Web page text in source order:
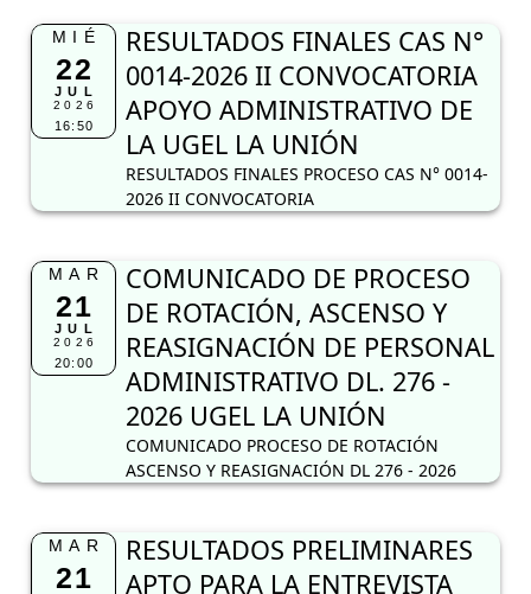
MIÉ
22
JUL
2026
16:50
RESULTADOS FINALES CAS N°
0014-2026 II CONVOCATORIA
APOYO ADMINISTRATIVO DE
LA UGEL LA UNIÓN
RESULTADOS FINALES PROCESO CAS N° 0014-
2026 II CONVOCATORIA
MAR
21
JUL
2026
20:00
COMUNICADO DE PROCESO
DE ROTACIÓN, ASCENSO Y
REASIGNACIÓN DE PERSONAL
ADMINISTRATIVO DL. 276 -
2026 UGEL LA UNIÓN
COMUNICADO PROCESO DE ROTACIÓN
ASCENSO Y REASIGNACIÓN DL 276 - 2026
MAR
21
RESULTADOS PRELIMINARES
APTO PARA LA ENTREVISTA